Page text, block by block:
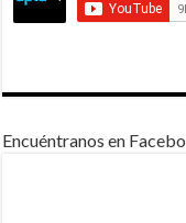
Encuéntranos en